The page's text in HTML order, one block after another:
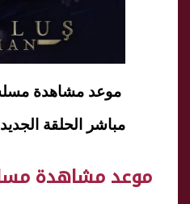
موعد مشاهدة
مباشر الحلقة
موعد مشاهدة